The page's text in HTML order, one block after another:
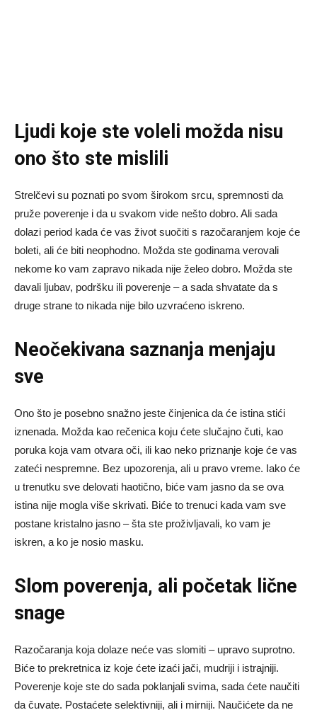
Ljudi koje ste voleli možda nisu
ono što ste mislili
Strelčevi su poznati po svom širokom srcu, spremnosti da
pruže poverenje i da u svakom vide nešto dobro. Ali sada
dolazi period kada će vas život suočiti s razočaranjem koje će
boleti, ali će biti neophodno. Možda ste godinama verovali
nekome ko vam zapravo nikada nije želeo dobro. Možda ste
davali ljubav, podršku ili poverenje – a sada shvatate da s
druge strane to nikada nije bilo uzvraćeno iskreno.
Neočekivana saznanja menjaju
sve
Ono što je posebno snažno jeste činjenica da će istina stići
iznenada. Možda kao rečenica koju ćete slučajno čuti, kao
poruka koja vam otvara oči, ili kao neko priznanje koje će vas
zateći nespremne. Bez upozorenja, ali u pravo vreme. Iako će
u trenutku sve delovati haotično, biće vam jasno da se ova
istina nije mogla više skrivati. Biće to trenuci kada vam sve
postane kristalno jasno – šta ste proživljavali, ko vam je
iskren, a ko je nosio masku.
Slom poverenja, ali početak lične
snage
Razočaranja koja dolaze neće vas slomiti – upravo suprotno.
Biće to prekretnica iz koje ćete izaći jači, mudriji i istrajniji.
Poverenje koje ste do sada poklanjali svima, sada ćete naučiti
da čuvate. Postaćete selektivniji, ali i mirniji. Naučićete da ne